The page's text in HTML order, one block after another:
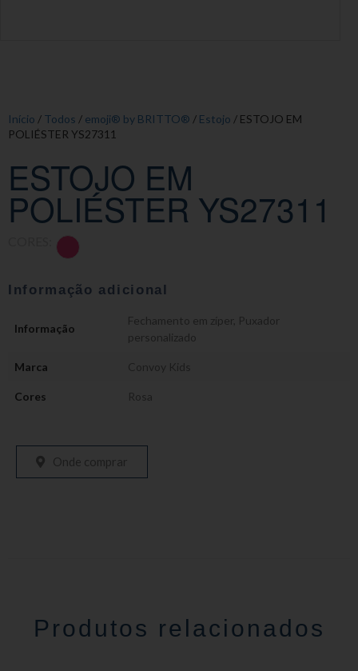
Início / Todos / emoji® by BRITTO® / Estojo / ESTOJO EM
POLIÉSTER YS27311
ESTOJO EM
POLIÉSTER YS27311
Informação adicional
Informação
Fechamento em zíper Puxador
personalizado
Marca Convoy Kids
Cores Rosa
Onde comprar
Produtos relacionados